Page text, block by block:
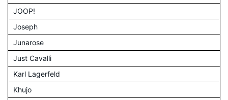
JOOP!
Joseph
Junarose
Just Cavalli
Karl Lagerfeld
Khujo